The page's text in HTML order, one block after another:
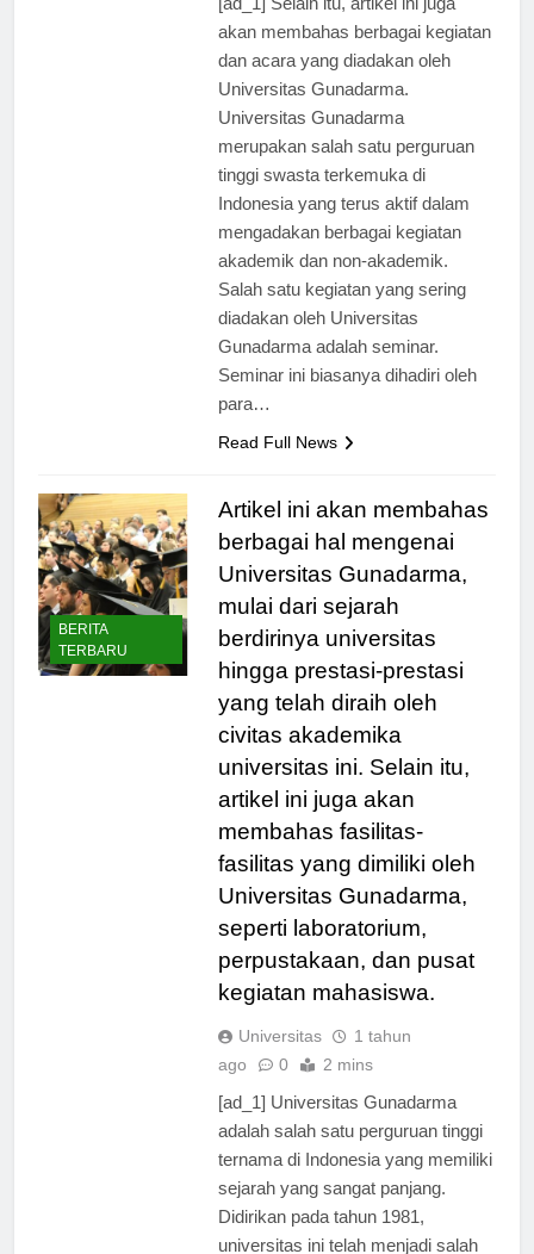
[ad_1] Selain itu, artikel ini juga
akan membahas berbagai kegiatan
dan acara yang diadakan oleh
Universitas Gunadarma.
Universitas Gunadarma
merupakan salah satu perguruan
tinggi swasta terkemuka di
Indonesia yang terus aktif dalam
mengadakan berbagai kegiatan
akademik dan non-akademik.
Salah satu kegiatan yang sering
diadakan oleh Universitas
Gunadarma adalah seminar.
Seminar ini biasanya dihadiri oleh
BERITA
TERBARU
Artikel ini akan membahas
berbagai hal mengenai
Universitas Gunadarma,
mulai dari sejarah
berdirinya universitas
hingga prestasi-prestasi
yang telah diraih oleh
civitas akademika
universitas ini. Selain itu,
artikel ini juga akan
membahas fasilitas-
fasilitas yang dimiliki oleh
Universitas Gunadarma,
seperti laboratorium,
perpustakaan, dan pusat
kegiatan mahasiswa.
Universitas
1 tahun
[ad_1] Universitas Gunadarma
adalah salah satu perguruan tinggi
ternama di Indonesia yang memiliki
sejarah yang sangat panjang.
Didirikan pada tahun 1981,